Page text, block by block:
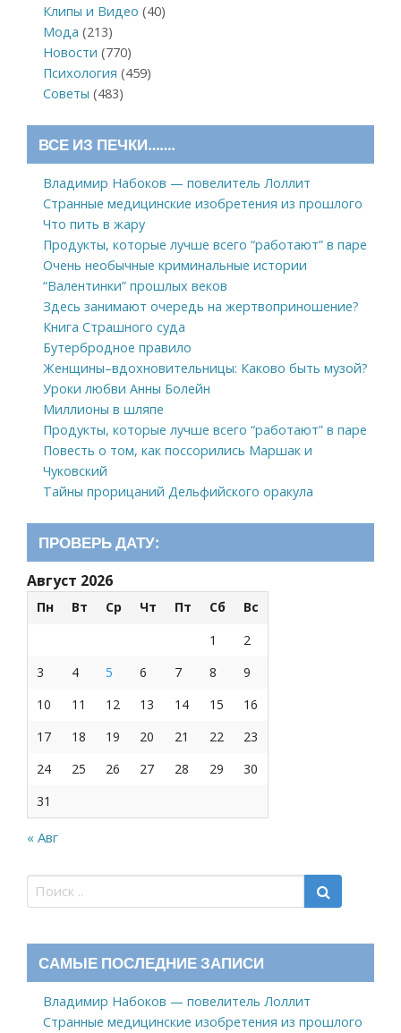
Клипы и Видео (40)
Мода (213)
Новости (770)
Психология (459)
Советы (483)
ВСЕ ИЗ ПЕЧКИ…….
Владимир Набоков — повелитель Лоллит
Странные медицинские изобретения из прошлого
Что пить в жару
Продукты, которые лучше всего “работают” в паре
Очень необычные криминальные истории
“Валентинки” прошлых веков
Здесь занимают очередь на жертвоприношение?
Книга Страшного суда
Бутербродное правило
Женщины–вдохновительницы: Каково быть музой?
Уроки любви Анны Болейн
Миллионы в шляпе
Продукты, которые лучше всего “работают” в паре
Повесть о том, как поссорились Маршак и
Чуковский
Тайны прорицаний Дельфийского оракула
ПРОВЕРЬ ДАТУ:
Август 2026
Пн Вт Ср Чт Пт Сб
Вс
1
2
3
4 5 6 7 8
9
10
11 12 13 14 15
16
17
18 19 20 21 22
23
24
25 26 27 28 29
30
31
« Авг
САМЫЕ ПОСЛЕДНИЕ ЗАПИСИ
Владимир Набоков — повелитель Лоллит
Странные медицинские изобретения из прошлого